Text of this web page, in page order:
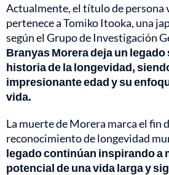
Actualmente, el título de persona
pertenece a Tomiko Itooka, una
según el Grupo de Investigación
Branyas Morera deja un
historia de la longevidad,
impresionante edad y su
vida.
La muerte de Morera marca el fin
reconocimiento de longevidad
legado continúan inspirando a
potencial de una vida larga y